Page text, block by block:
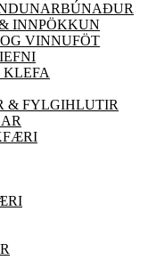
INNPÖKKUN
VINNUFÖT
& FYLGIHLUTIR
FÆRI